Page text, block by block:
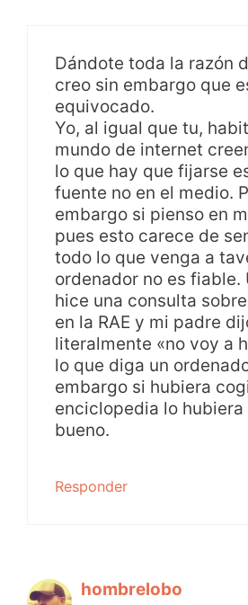
Dándote toda la razón
creo sin embargo que
equivocado.
Yo, al igual que tu,
mundo de internet
lo que hay que fijarse
fuente no en el medio.
embargo si pienso en
pues esto carece de
todo lo que venga a
ordenador no es fiable.
hice una consulta
en la RAE y mi padre
literalmente «no voy a
lo que diga un
embargo si hubiera
enciclopedia lo
bueno.
Responder
hombrelobo